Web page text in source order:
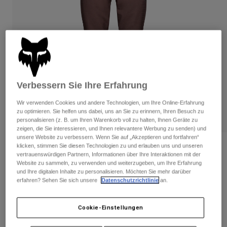
Kurze Hosen
Protektoren
Brillen
Socken
Ersatzteile
Handschuhe
Jacken
Protektoren
Brillen
Socken
Taschen & Zubehör
Spare parts
Alle anzeigen
Damen
Hoodies und Pullover
Jacken
Hosen
Shirts
Alle anzeigen
Kinder
Socken
Alle anzeigen
Moto
Helme
Jerseys
Hosen
Stiefel
Guards
Handschuhe
Brillen
Hose Defend Fire Damen
Artikelnr.32949
Verbessern Sie Ihre Erfahrung
Wir verwenden Cookies und andere Technologien, um Ihre Online-Erfahrung
zu optimieren. Sie helfen uns dabei, uns an Sie zu erinnern, Ihren Besuch zu
personalisieren (z. B. um Ihren Warenkorb voll zu halten, Ihnen Geräte zu
zeigen, die Sie interessieren, und Ihnen relevantere Werbung zu senden) und
unsere Website zu verbessern. Wenn Sie auf „Akzeptieren und fortfahren“
klicken, stimmen Sie diesen Technologien zu und erlauben uns und unseren
vertrauenswürdigen Partnern, Informationen über Ihre Interaktionen mit der
Website zu sammeln, zu verwenden und weiterzugeben, um Ihre Erfahrung
und Ihre digitalen Inhalte zu personalisieren. Möchten Sie mehr darüber
erfahren? Sehen Sie sich unsere
Datenschutzrichtlinie an.
Cookie-Einstellungen